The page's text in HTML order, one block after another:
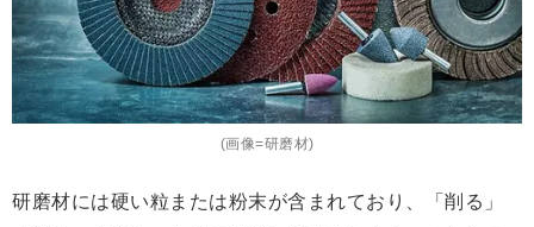
(画像=研磨材)
研磨材には硬い粒または粉末が含まれており、「削る」